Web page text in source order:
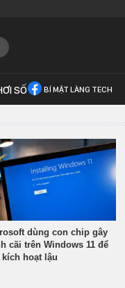
SỐ BÍ MẬT LÀNG TECH
dùng con chip gây
cãi trên Windows 11 để
kích hoạt lậu